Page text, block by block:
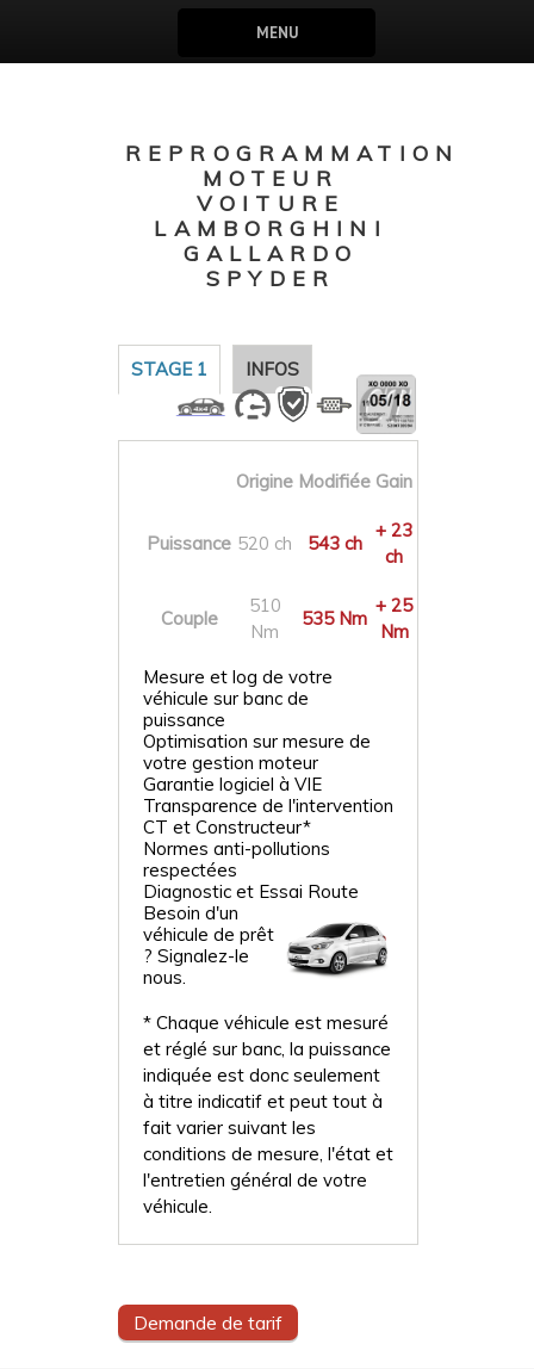
MENU
REPROGRAMMATION
MOTEUR
VOITURE
LAMBORGHINI
GALLARDO
SPYDER
STAGE 1 INFOS
Origine Modifiée Gain
Puissance 520 ch 543 ch
+ 23
ch
Couple
510
Nm
535 Nm
+ 25
Nm
Mesure et log de votre
véhicule sur banc de
puissance
Optimisation sur mesure de
votre gestion moteur
Garantie logiciel à VIE
Transparence de l'intervention
CT et Constructeur*
Normes anti-pollutions
respectées
Diagnostic et Essai Route
Besoin d'un
véhicule de prêt
? Signalez-le
nous.
* Chaque véhicule est mesuré
et réglé sur banc, la puissance
indiquée est donc seulement
à titre indicatif et peut tout à
fait varier suivant les
conditions de mesure, l'état et
l'entretien général de votre
véhicule.
Demande de tarif